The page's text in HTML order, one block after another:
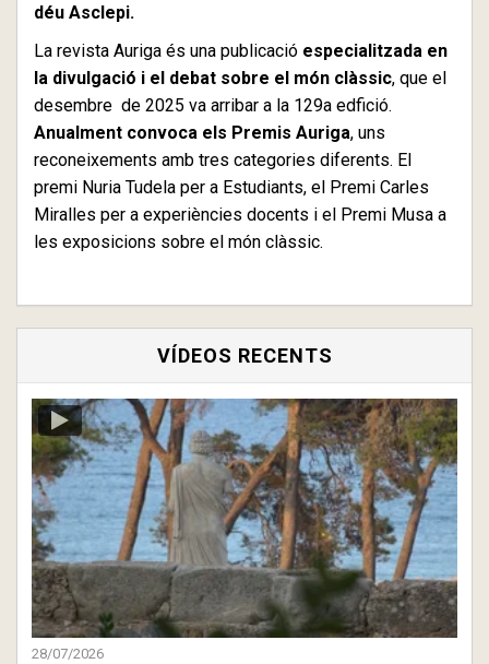
déu Asclepi.
La revista Auriga és una publicació especialitzada en
la divulgació i el debat sobre el món clàssic, que el
desembre de 2025 va arribar a la 129a edfició.
Anualment convoca els Premis Auriga, uns
reconeixements amb tres categories diferents. El
premi Nuria Tudela per a Estudiants, el Premi Carles
Miralles per a experiències docents i el Premi Musa a
les exposicions sobre el món clàssic.
VÍDEOS RECENTS
28/07/2026